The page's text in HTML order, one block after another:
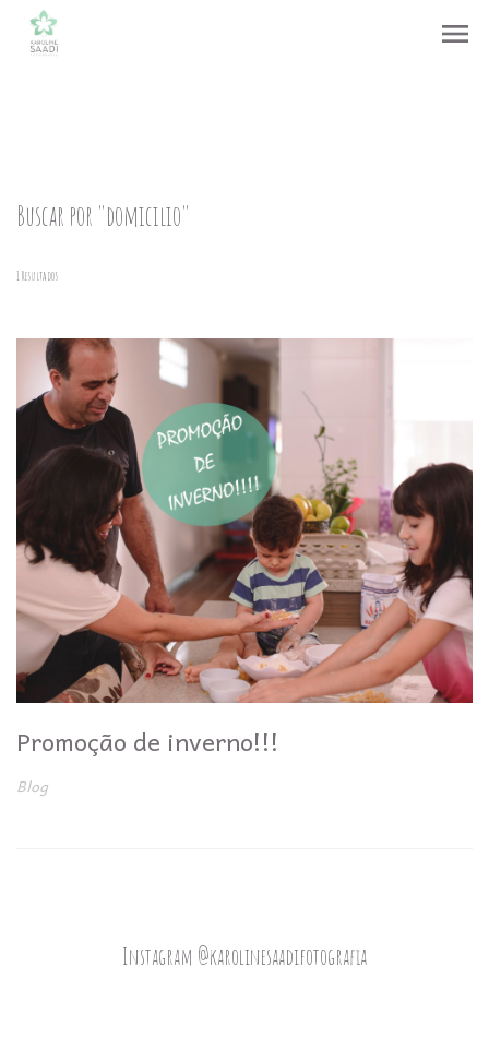
menu
Buscar por "domicilio"
1Resultados
Promoção de inverno!!!
Blog
Instagram @karolinesaadifotografia